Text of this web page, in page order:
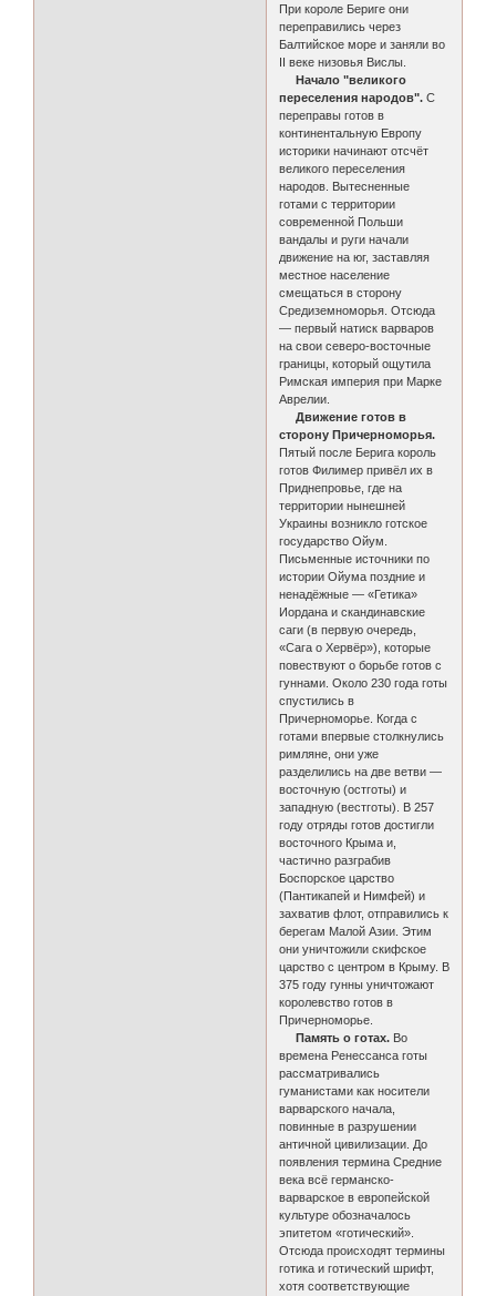
При короле Бериге они
переправились через
Балтийское море и заняли во
II веке низовья Вислы.
Начало "великого
переселения народов". С
переправы готов в
континентальную Европу
историки начинают отсчёт
великого переселения
народов. Вытесненные
готами с территории
современной Польши
вандалы и руги начали
движение на юг, заставляя
местное население
смещаться в сторону
Средиземноморья. Отсюда
— первый натиск варваров
на свои северо-восточные
границы, который ощутила
Римская империя при Марке
Аврелии.
Движение готов в
сторону Причерноморья.
Пятый после Берига король
готов Филимер привёл их в
Приднепровье, где на
территории нынешней
Украины возникло готское
государство Ойум.
Письменные источники по
истории Ойума поздние и
ненадёжные — «Гетика»
Иордана и скандинавские
саги (в первую очередь,
«Сага о Хервёр»), которые
повествуют о борьбе готов с
гуннами. Около 230 года готы
спустились в
Причерноморье. Когда с
готами впервые столкнулись
римляне, они уже
разделились на две ветви —
восточную (остготы) и
западную (вестготы). В 257
году отряды готов достигли
восточного Крыма и,
частично разграбив
Боспорское царство
(Пантикапей и Нимфей) и
захватив флот, отправились к
берегам Малой Азии. Этим
они уничтожили скифское
царство с центром в Крыму. В
375 году гунны уничтожают
королевство готов в
Причерноморье.
Память о готах. Во
времена Ренессанса готы
рассматривались
гуманистами как носители
варварского начала,
повинные в разрушении
античной цивилизации. До
появления термина Средние
века всё германско-
варварское в европейской
культуре обозначалось
эпитетом «готический».
Отсюда происходят термины
готика и готический шрифт,
хотя соответствующие